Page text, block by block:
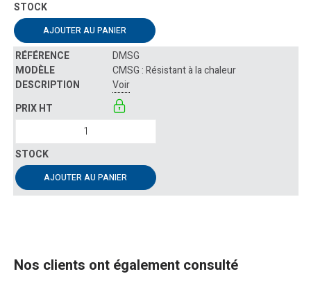
AJOUTER AU PANIER
DMSG
CMSG : Résistant à la chaleur
Voir
AJOUTER AU PANIER
Nos clients ont également consulté